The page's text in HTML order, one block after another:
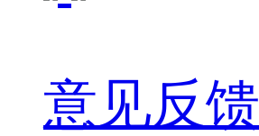
意见反馈